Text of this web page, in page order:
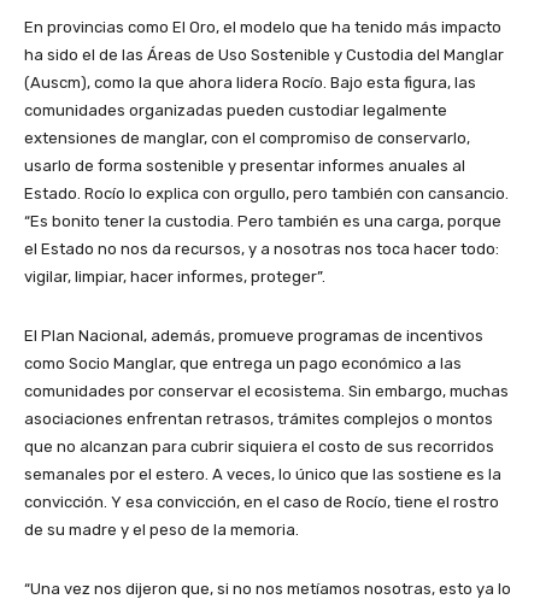
En provincias como El Oro, el modelo que ha tenido más impacto
ha sido el de las Áreas de Uso Sostenible y Custodia del Manglar
(Auscm), como la que ahora lidera Rocío. Bajo esta figura, las
comunidades organizadas pueden custodiar legalmente
extensiones de manglar, con el compromiso de conservarlo,
usarlo de forma sostenible y presentar informes anuales al
Estado. Rocío lo explica con orgullo, pero también con cansancio.
“Es bonito tener la custodia. Pero también es una carga, porque
el Estado no nos da recursos, y a nosotras nos toca hacer todo:
vigilar, limpiar, hacer informes, proteger”.
El Plan Nacional, además, promueve programas de incentivos
como Socio Manglar, que entrega un pago económico a las
comunidades por conservar el ecosistema. Sin embargo, muchas
asociaciones enfrentan retrasos, trámites complejos o montos
que no alcanzan para cubrir siquiera el costo de sus recorridos
semanales por el estero. A veces, lo único que las sostiene es la
convicción. Y esa convicción, en el caso de Rocío, tiene el rostro
de su madre y el peso de la memoria.
“Una vez nos dijeron que, si no nos metíamos nosotras, esto ya lo